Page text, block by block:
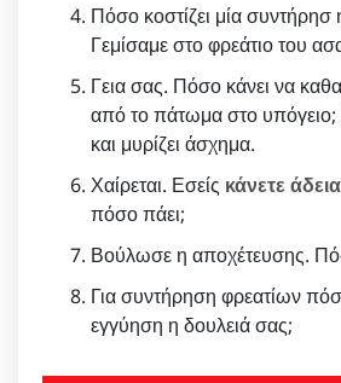
Πόσο κοστίζει μία
Γεμίσαμε στο φρεάτιο του
Γεια σας. Πόσο κάνει να
από το πάτωμα στο
και μυρίζει άσχημα.
Χαίρεται. Εσείς κάνετε
πόσο πάει;
Βούλωσε η αποχέτευσης.
Για συντήρηση φρεατίων
εγγύηση η δουλειά σας;